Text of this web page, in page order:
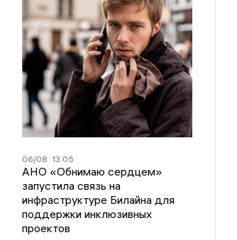
06/08 13:05
АНО «Обнимаю сердцем»
запустила связь на
инфраструктуре Билайна для
поддержки инклюзивных
проектов